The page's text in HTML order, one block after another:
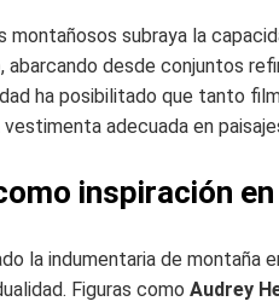
subraya la
, abarcando desde conjuntos
ha posibilitado que tanto
adecuada en
inspiración
la indumentaria de montaña
Figuras como Audrey